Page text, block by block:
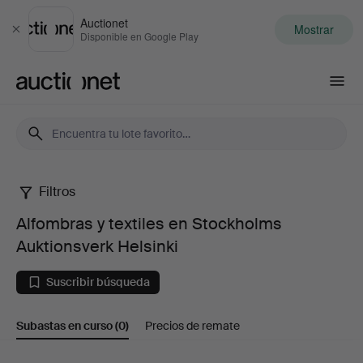
Cerrar
Auctionet
Disponible en Google Play Mostrar
Alfombras
textiles
en
Filtros
Alfombras y textiles en Stockholms
Auktionsverk Helsinki
Suscribir búsqueda
Subastas en curso(0) Precios de remate